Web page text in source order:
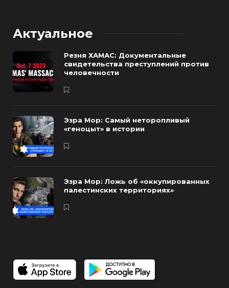
Актуальное
Резня ХАМАС: Документальные
свидетельства преступлений против
человечности
Эзра Мор: Самый неторопливый
«геноцыт» в истории
Эзра Мор: Ложь об «оккупированных
палестинских территориях»